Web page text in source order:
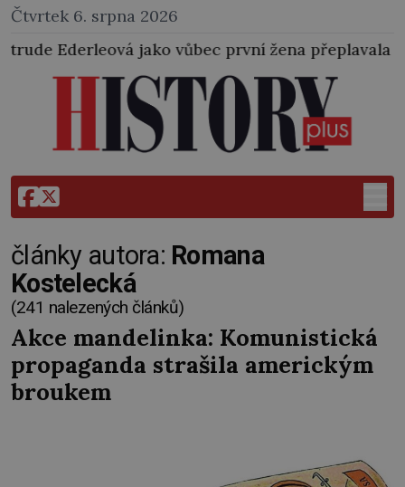
Čtvrtek 6. srpna 2026
první žena přeplavala kanál La Manche.
články autora: Romana
Kostelecká
(241 nalezených článků)
Akce mandelinka: Komunistická
propaganda strašila americkým
broukem